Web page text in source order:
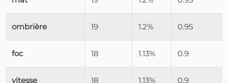
ombrière 19 1.2% 0.95
foc 18 1.13% 0.9
vitesse 18 1.13% 0.9